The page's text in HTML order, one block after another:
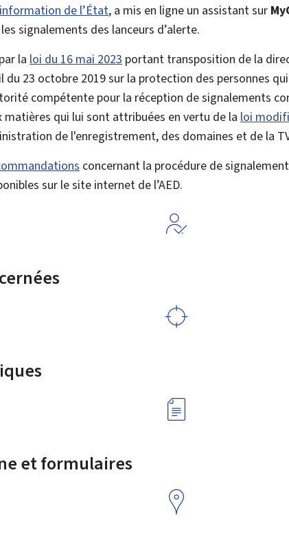
de l’État, a mis en ligne un assistant sur
signalements des lanceurs d’alerte.
la loi du 16 mai 2023 portant transposition de la
du 23 octobre 2019 sur la protection des personnes
compétente pour la réception de signalements
qui lui sont attribuées en vertu de la loi
de l'enregistrement, des domaines et de la
concernant la procédure de
sur le site internet de l’AED.
et formulaires